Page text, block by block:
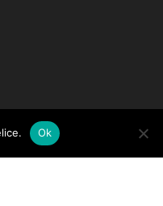
Ok